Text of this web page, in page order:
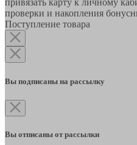
привязать карту к личному
проверки и накопления
Поступление товара
Вы подписаны на рассылку
Вы отписаны от рассылки